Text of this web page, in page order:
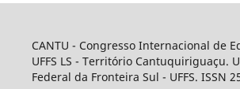
CANTU - Congresso Internacional de
UFFS LS - Território Cantuquiriguaçu.
Federal da Fronteira Sul - UFFS. ISSN